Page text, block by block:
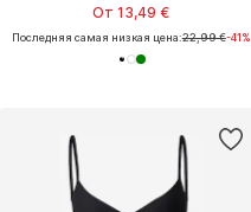
От 13,49 €
Последняя самая низкая цена:22,99 €-41%